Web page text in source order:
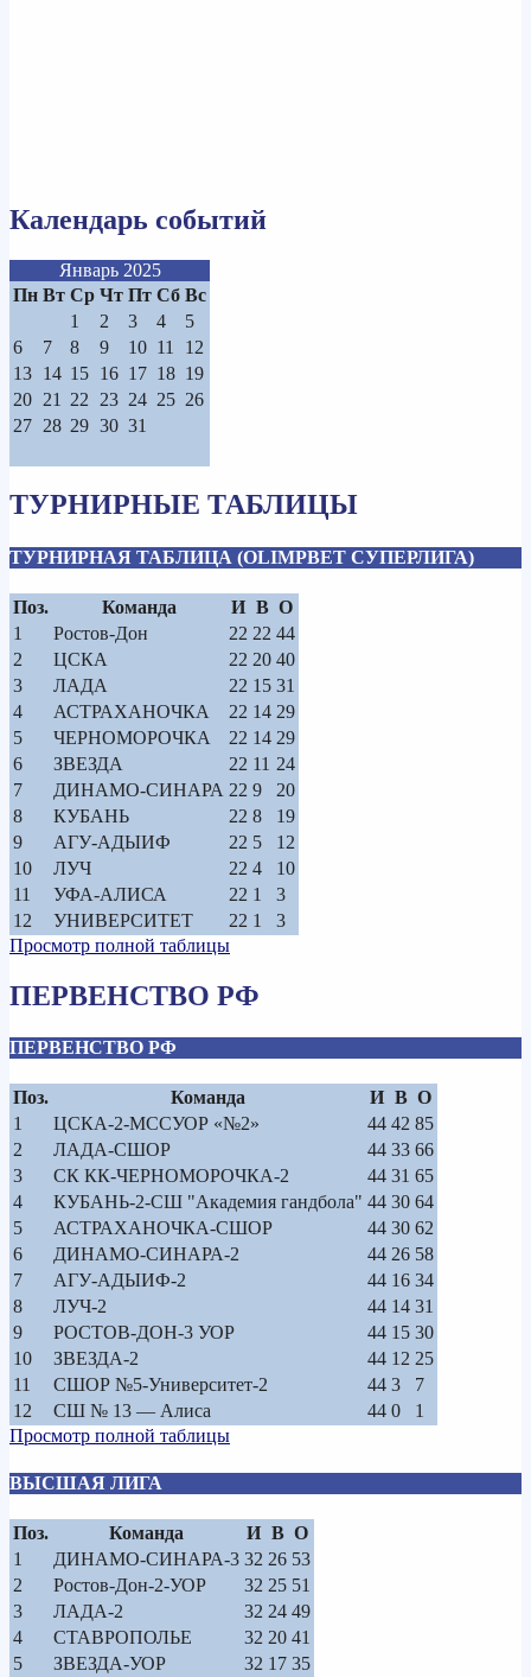
Календарь событий
Январь 2025
Пн Вт Ср Чт Пт Сб Вс
1
2 3 4
5
6
7 8 9 10 11
12
13 14 15 16 17 18 19
20 21 22 23 24 25 26
27 28 29 30 31
ТУРНИРНЫЕ ТАБЛИЦЫ
ТУРНИРНАЯ ТАБЛИЦА (OLIMPBET СУПЕРЛИГА)
Поз. Команда И В О
1
Ростов-Дон 22 22 44
2
ЦСКА 22 20 40
3
ЛАДА 22 15 31
4
АСТРАХАНОЧКА 22 14 29
5
ЧЕРНОМОРОЧКА 22 14 29
6
ЗВЕЗДА 22 11 24
7
ДИНАМО-СИНАРА 22 9
20
8
КУБАНЬ 22 8
19
9
АГУ-АДЫИФ 22 5
12
10
ЛУЧ 22 4
10
11
УФА-АЛИСА 22 1
3
12
УНИВЕРСИТЕТ 22 1
3
Просмотр полной таблицы
ПЕРВЕНСТВО РФ
ПЕРВЕНСТВО РФ
Поз. Команда И В О
1
ЦСКА-2-МССУОР «№2» 44 42 85
2
ЛАДА-СШОР 44 33 66
3
СК КК-ЧЕРНОМОРОЧКА-2 44 31 65
4
КУБАНЬ-2-СШ "Академия гандбола" 44 30 64
5
АСТРАХАНОЧКА-СШОР 44 30 62
6
ДИНАМО-СИНАРА-2 44 26 58
7
АГУ-АДЫИФ-2 44 16 34
8
ЛУЧ-2 44 14 31
9
РОСТОВ-ДОН-3 УОР 44 15 30
10
ЗВЕЗДА-2 44 12 25
11
СШОР №5-Университет-2 44 3
7
12
СШ № 13 — Алиса 44 0
1
Просмотр полной таблицы
ВЫСШАЯ ЛИГА
Поз. Команда И В О
1
ДИНАМО-СИНАРА-3 32 26 53
2
Ростов-Дон-2-УОР 32 25 51
3
ЛАДА-2 32 24 49
4
СТАВРОПОЛЬЕ 32 20 41
5
ЗВЕЗДА-УОР 32 17 35